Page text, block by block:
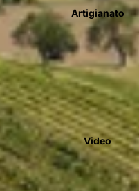
Artigianato
Video